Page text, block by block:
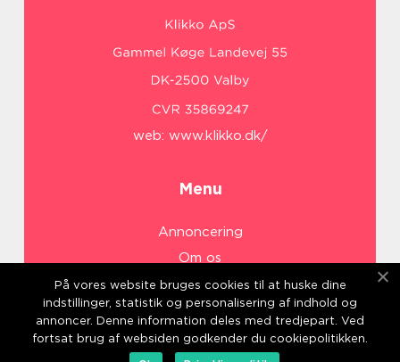
web: www.klikko.dk/
Menu
Annoncering
Om os
Cookies
Kontakt os
Sitemap
På vores website bruges cookies til at huske dine
indstillinger, statistik og personalisering af indhold og
annoncer. Denne information deles med tredjepart. Ved
fortsat brug af websiden godkender du cookiepolitikken.